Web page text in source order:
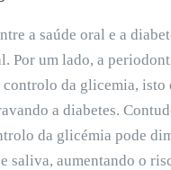
a saúde oral e a
Por um lado, a
da glicemia, isto
a diabetes.
da glicémia pode
saliva, aumentando o